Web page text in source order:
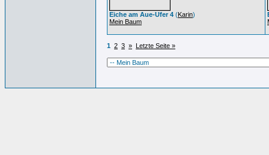
Eiche am Aue-Ufer 4 (Karin)
Mein Baum
1 2 3 » Letzte Seite »